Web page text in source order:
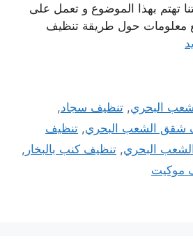
تهتم بهذا الموضوع و تعمل على
معلومات حول طريقة تنظيف
البحري,تنظيف سجاد,
شقق الشعب البحري, تنظيف
البحري, تنظيف كنب بالبخار ,
موكيت